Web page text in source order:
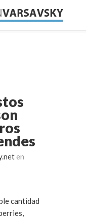
en
cantidad